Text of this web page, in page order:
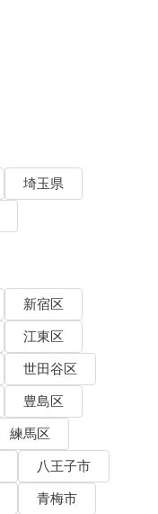
埼玉県
新宿区
江東区
世田谷区
豊島区
練馬区
八王子市
青梅市